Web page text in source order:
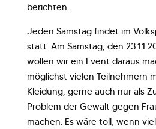
berichten.
Jeden Samstag findet im
statt. Am Samstag, den
wollen wir ein Event daraus
möglichst vielen Teilnehmern
Kleidung, gerne auch nur als
Problem der Gewalt gegen
machen. Es wäre toll, wenn